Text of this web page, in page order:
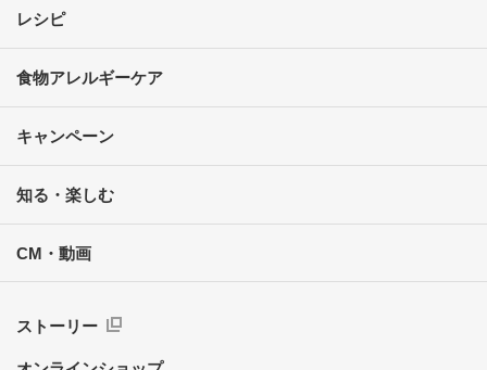
レシピ
食物アレルギーケア
キャンペーン
知る・楽しむ
CM・動画
ストーリー